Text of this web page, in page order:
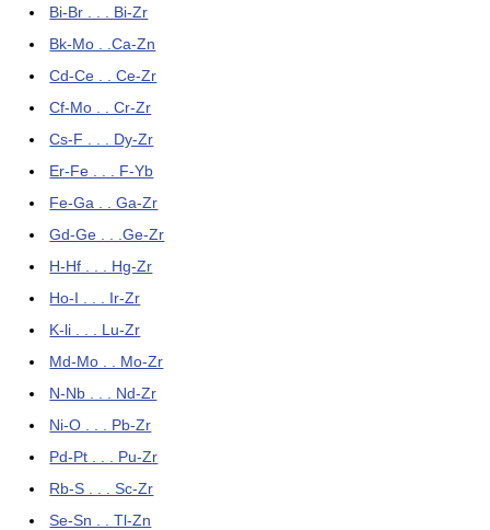
Bi-Br . . . Bi-Zr
Bk-Mo . .Ca-Zn
Cd-Ce . . Ce-Zr
Cf-Mo . . Cr-Zr
Cs-F . . . Dy-Zr
Er-Fe . . . F-Yb
Fe-Ga . . Ga-Zr
Gd-Ge . . .Ge-Zr
H-Hf . . . Hg-Zr
Ho-I . . . Ir-Zr
K-li . . . Lu-Zr
Md-Mo . . Mo-Zr
N-Nb . . . Nd-Zr
Ni-O . . . Pb-Zr
Pd-Pt . . . Pu-Zr
Rb-S . . . Sc-Zr
Se-Sn . . Tl-Zn